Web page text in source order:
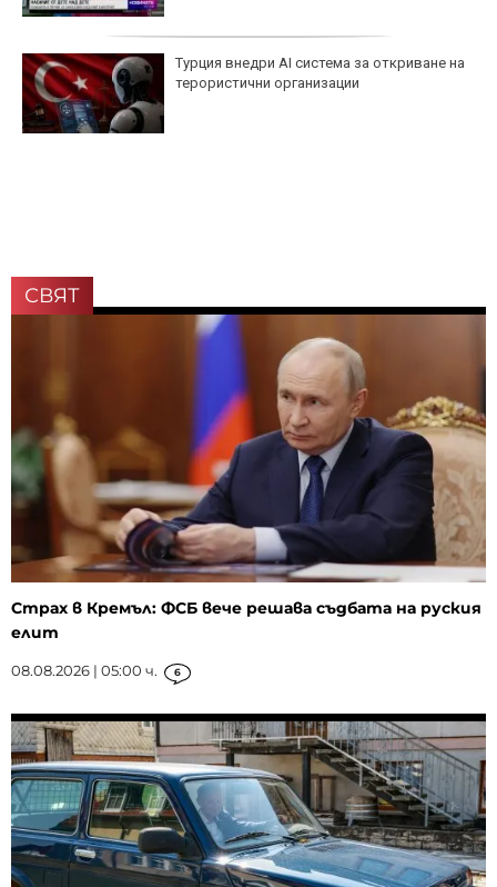
Турция внедри AI система за откриване на
терористични организации
СВЯТ
Страх в Кремъл: ФСБ вече решава съдбата на руския
елит
08.08.2026 | 05:00 ч. 6